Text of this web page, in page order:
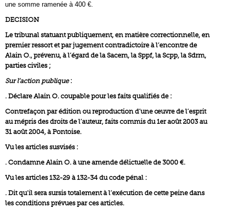
une somme ramenée à 400 €.
DECISION
Le tribunal statuant publiquement, en matière correctionnelle, en
premier ressort et par jugement contradictoire à l’encontre de
Alain O., prévenu, à l’égard de la Sacem, la Sppf, la Scpp, la Sdrm,
parties civiles ;
Sur l’action publique:
. Déclare Alain O. coupable pour les faits qualifiés de :
Contrefaçon par édition ou reproduction d’une œuvre de l’esprit
au mépris des droits de l’auteur, faits commis du 1er août 2003 au
31 août 2004, à Pontoise.
Vu les articles susvisés :
. Condamne Alain O. à une amende délictuelle de 3000 €.
Vu les articles 132-29 à 132-34 du code pénal :
. Dit qu’il sera sursis totalement à l’exécution de cette peine dans
les conditions prévues par ces articles.